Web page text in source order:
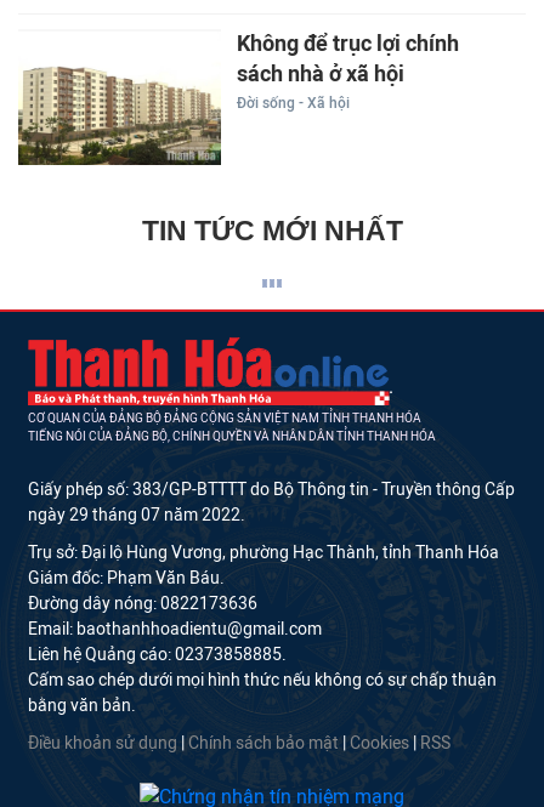
Không để trục lợi chính
sách nhà ở xã hội
Đời sống - Xã hội
TIN TỨC MỚI NHẤT
CƠ QUAN CỦA ĐẢNG BỘ ĐẢNG CỘNG SẢN VIỆT NAM TỈNH THANH HÓA
TIẾNG NÓI CỦA ĐẢNG BỘ, CHÍNH QUYỀN VÀ NHÂN DÂN TỈNH THANH HÓA
Giấy phép số: 383/GP-BTTTT do Bộ Thông tin - Truyền thông Cấp
ngày 29 tháng 07 năm 2022.
Trụ sở: Đại lộ Hùng Vương, phường Hạc Thành, tỉnh Thanh Hóa
Giám đốc: Phạm Văn Báu.
Đường dây nóng: 0822173636
Email: baothanhhoadientu@gmail.com
Liên hệ Quảng cáo: 02373858885.
Cấm sao chép dưới mọi hình thức nếu không có sự chấp thuận
bằng văn bản.
Điều khoản sử dụng Chính sách bảo mật Cookies RSS